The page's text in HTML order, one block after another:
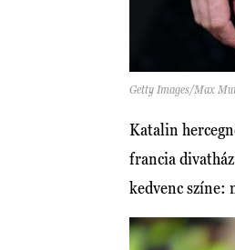
Getty Images/Max
Katalin
francia
kedvenc színe: